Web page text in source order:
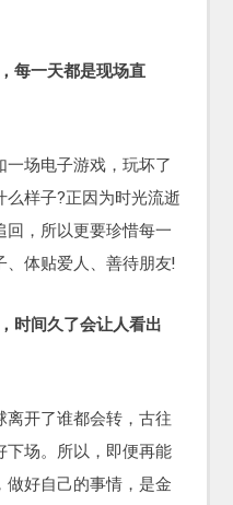
每一天都是现场直
场电子游戏，玩坏了
样子?正因为时光流逝
，所以更要珍惜每一
体贴爱人、善待朋友!
时间久了会让人看出
开了谁都会转，古往
场。所以，即便再能
好自己的事情，是金